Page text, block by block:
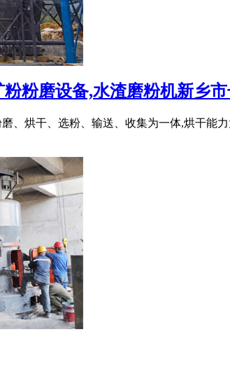
粉磨设备,水渣磨粉机新乡市
、烘干、选粉、输送、收集为一体,烘干能